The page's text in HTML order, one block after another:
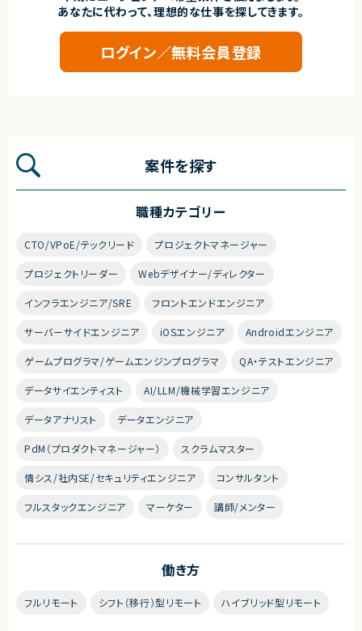
あなたに代わって、理想的な仕事を探してきます。
ログイン／無料会員登録
案件を探す
職種カテゴリー
CTO/VPoE/テックリード プロジェクトマネージャー
プロジェクトリーダー Webデザイナー/ディレクター
インフラエンジニア/SRE フロントエンドエンジニア
サーバーサイドエンジニア iOSエンジニア Androidエンジニア
ゲームプログラマ/ゲームエンジンプログラマ QA・テストエンジニア
データサイエンティスト AI/LLM/機械学習エンジニア
データアナリスト データエンジニア
PdM（プロダクトマネージャー） スクラムマスター
情シス/社内SE/セキュリティエンジニア コンサルタント
フルスタックエンジニア マーケター 講師/メンター
働き方
フルリモート シフト（移行）型リモート ハイブリッド型リモート